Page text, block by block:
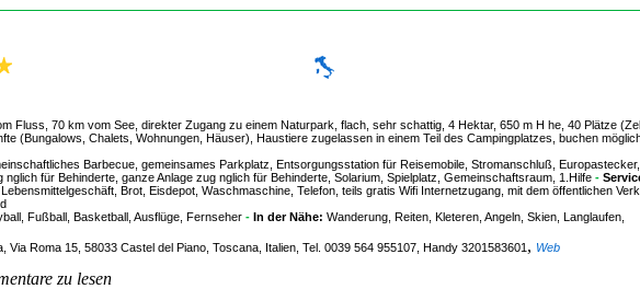
Fluss, 70 km vom See, direkter Zugang zu einem Naturpark, flach, sehr schattig, 4 Hektar, 650 m H he, 40 Plätze
(Bungalows, Chalets, Wohnungen, Häuser), Haustiere zugelassen in einem Teil des Campingplatzes, buchen
Barbecue, gemeinsames Parkplatz, Entsorgungsstation für Reisemobile, Stromanschluß, Europastecker,
für Behinderte, ganze Anlage zug nglich für Behinderte, Solarium, Spielplatz, Gemeinschaftsraum, 1.Hilfe -
Brot, Eisdepot, Waschmaschine, Telefon, teils gratis Wifi Internetzugang, mit dem öffentlichen
Fußball, Basketball, Ausflüge, Fernseher - In der Nähe: Wanderung, Reiten, Kleteren, Angeln, Skien, Langlaufen,
, Via Roma 15, 58033 Castel del Piano, Toscana, Italien, Tel. 0039 564 955107, Handy 3201583601 , Web
zu lesen